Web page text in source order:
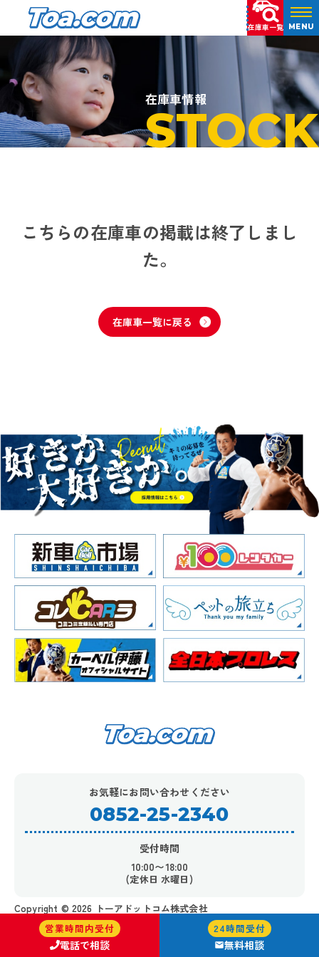
在庫車一覧 MENU
在庫車情報
STOCK
こちらの在庫車の掲載は終了しまし
た。
在庫車一覧に戻る
営業時間内受付
電話で相談
24時間受付
無料相談
お気軽にお問い合わせください
0852-25-2340
受付時間
10:00〜18:00
(定休日 水曜日)
Copyright ©︎ 2026 トーアドットコム株式会社